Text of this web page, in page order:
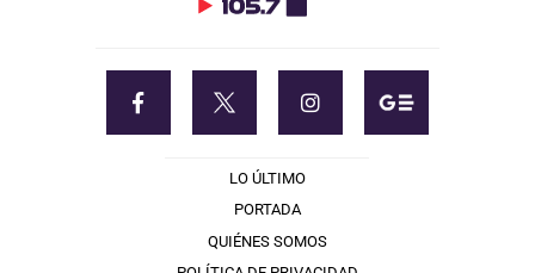
LO ÚLTIMO
PORTADA
QUIÉNES SOMOS